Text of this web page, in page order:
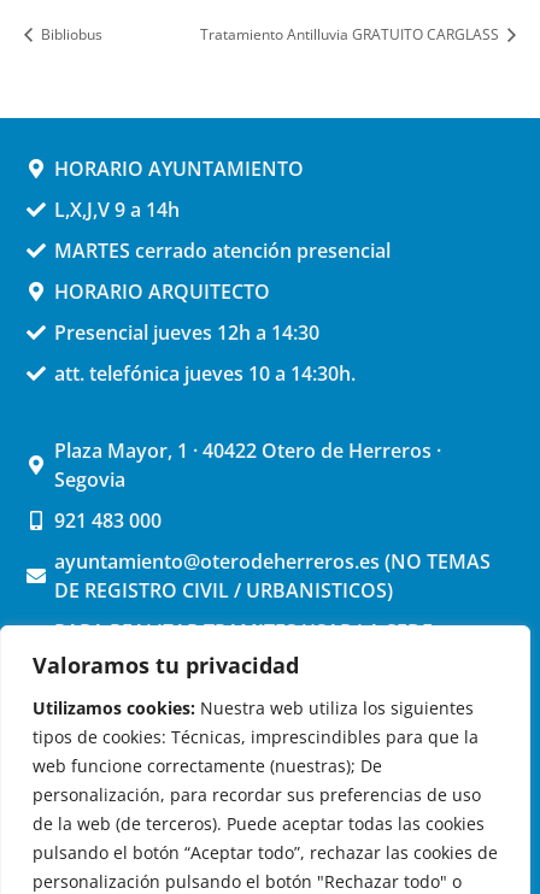
Valoramos tu privacidad
Utilizamos cookies: Nuestra web utiliza los siguientes
tipos de cookies: Técnicas, imprescindibles para que la
web funcione correctamente (nuestras); De
personalización, para recordar sus preferencias de uso
de la web (de terceros). Puede aceptar todas las cookies
pulsando el botón “Aceptar todo”, rechazar las cookies de
personalización pulsando el botón "Rechazar todo" o
Bibliobus Tratamiento Antilluvia GRATUITO CARGLASS
HORARIO AYUNTAMIENTO
L,X,J,V 9 a 14h
MARTES cerrado atención presencial
HORARIO ARQUITECTO
Presencial jueves 12h a 14:30
att. telefónica jueves 10 a 14:30h.
Plaza Mayor, 1 · 40422 Otero de Herreros ·
Segovia
921 483 000
ayuntamiento@oterodeherreros.es (NO TEMAS
DE REGISTRO CIVIL / URBANISTICOS)
PARA REALIZAR TRAMITES USAR LA SEDE
ELECTRONICA (pinchar aquí)
OTERO DE HERREROS EN LAS REDES